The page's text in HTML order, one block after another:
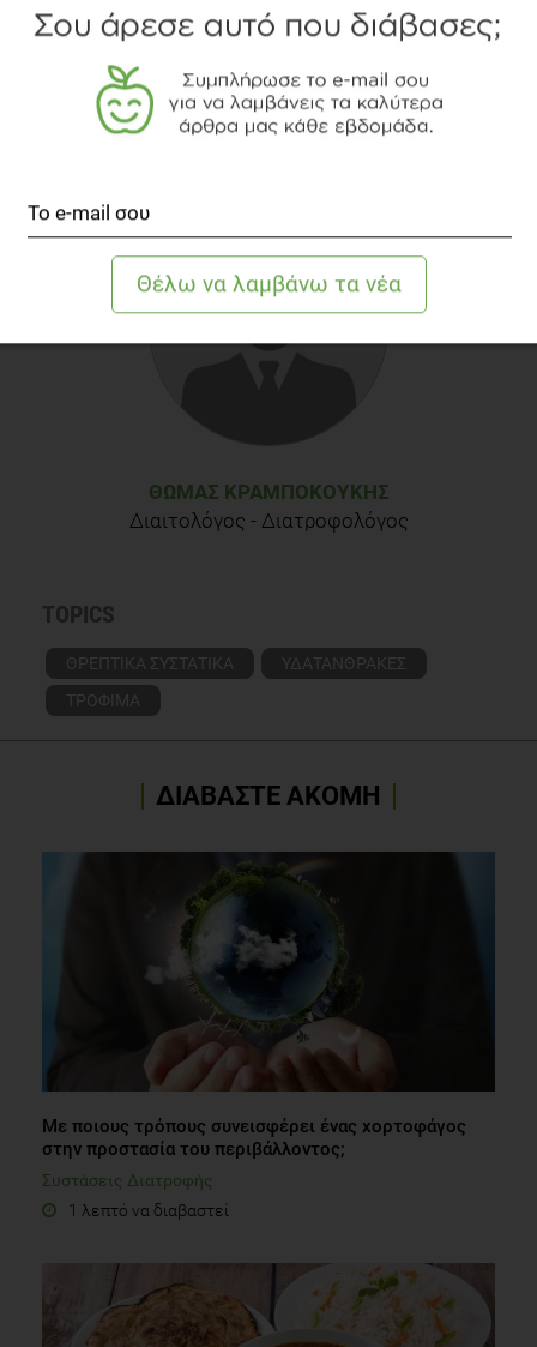
Ζάχαρη, μέλι, μαρμελάδα και σιρόπια
ΘΩΜΆΣ ΚΡΑΜΠΟΚΟΎΚΗΣ
Διαιτολόγος - Διατροφολόγος
TOPICS
ΘΡΕΠΤΙΚΑ ΣΥΣΤΑΤΙΚΑ
ΥΔΑΤΑΝΘΡΑΚΕΣ
ΤΡΟΦΙΜΑ
ΔΙΑΒΑΣΤΕ ΑΚΟΜΗ
Με ποιους τρόπους συνεισφέρει ένας χορτοφάγος
στην προστασία του περιβάλλοντος;
Συστάσεις Διατροφής
1 λεπτό να διαβαστεί